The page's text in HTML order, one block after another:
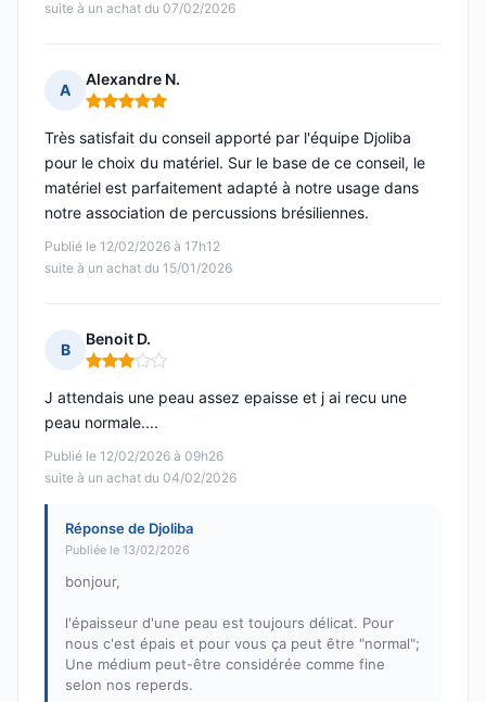
suite à un achat du 07/02/2026
A
Alexandre N.
Note : 5 sur 5
Publié le 12/02/2026 à 17h12
suite à un achat du 15/01/2026
Très satisfait du conseil apporté par l'équipe Djoliba
pour le choix du matériel. Sur le base de ce conseil, le
matériel est parfaitement adapté à notre usage dans
notre association de percussions brésiliennes.
B
Benoit D.
Note : 3 sur 5
Publié le 12/02/2026 à 09h26
suite à un achat du 04/02/2026
J attendais une peau assez epaisse et j ai recu une
peau normale....
Réponse de Djoliba
Publiée le 13/02/2026
bonjour,
l'épaisseur d'une peau est toujours délicat. Pour
nous c'est épais et pour vous ça peut être "normal";
Une médium peut-être considérée comme fine
selon nos reperds.